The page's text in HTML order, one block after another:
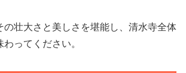
の壮大さと美しさを堪能し、清水寺全体
ってください。